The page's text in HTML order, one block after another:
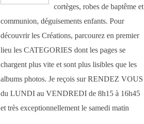
cortèges, robes de baptême et
communion, déguisements enfants. Pour
découvrir les Créations, parcourez en premier
lieu les CATEGORIES dont les pages se
chargent plus vite et sont plus lisibles que les
albums photos. Je reçois sur RENDEZ VOUS
du LUNDI au VENDREDI de 8h15 à 16h45
et très exceptionnellement le samedi matin